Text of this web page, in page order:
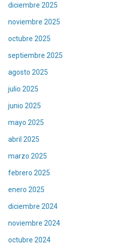
diciembre 2025
noviembre 2025
octubre 2025
septiembre 2025
agosto 2025
julio 2025
junio 2025
mayo 2025
abril 2025
marzo 2025
febrero 2025
enero 2025
diciembre 2024
noviembre 2024
octubre 2024